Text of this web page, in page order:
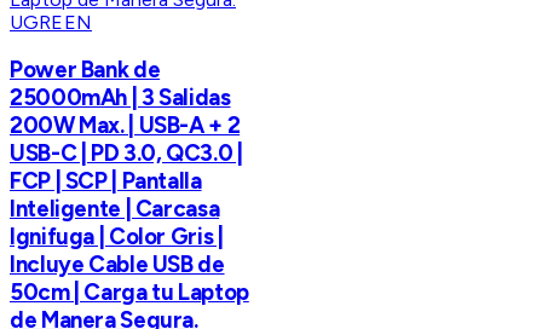
UGREEN
Power Bank de
25000mAh | 3 Salidas
200W Max. | USB-A + 2
USB-C | PD 3.0, QC3.0 |
FCP | SCP | Pantalla
Inteligente | Carcasa
Ignifuga | Color Gris |
Incluye Cable USB de
50cm | Carga tu Laptop
de Manera Segura.